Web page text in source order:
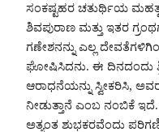
ಸಂಕಷ್ಟಹರ ಚತುರ್ಥಿಯ
ಶಿವಪುರಾಣ ಮತ್ತು ಇತರ
ಗಣೇಶನನ್ನು ಎಲ್ಲ
ಘೋಷಿಸಿದನು. ಈ ದಿನದಂದು
ಆರಾಧನೆಯನ್ನು ಸ್ವೀಕರಿಸಿ,
ನೀಡುತ್ತಾನೆ ಎಂಬ ನಂಬಿಕೆ
ಅತ್ಯಂತ ಶುಭಕರವೆಂದು